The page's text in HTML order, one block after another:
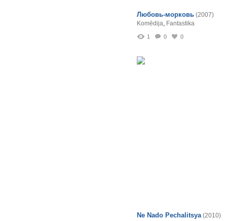
Любовь-морковь (2007)
Komēdija, Fantastika
1 0 0
Ne Nado Pechalitsya (2010)